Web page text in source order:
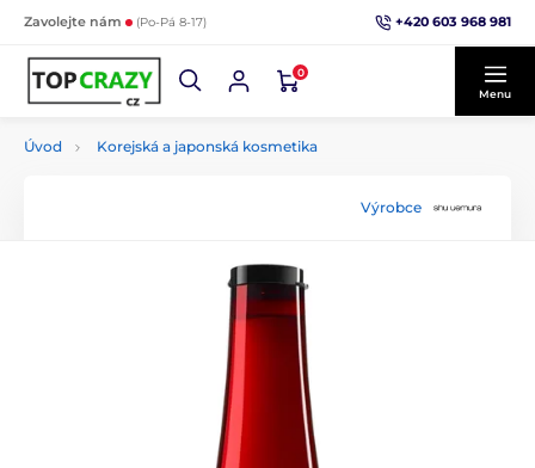
Zavolejte nám (Po-Pá 8-17) +420 603 968 981
0
Menu
Úvod Korejská a japonská kosmetika
Výrobce